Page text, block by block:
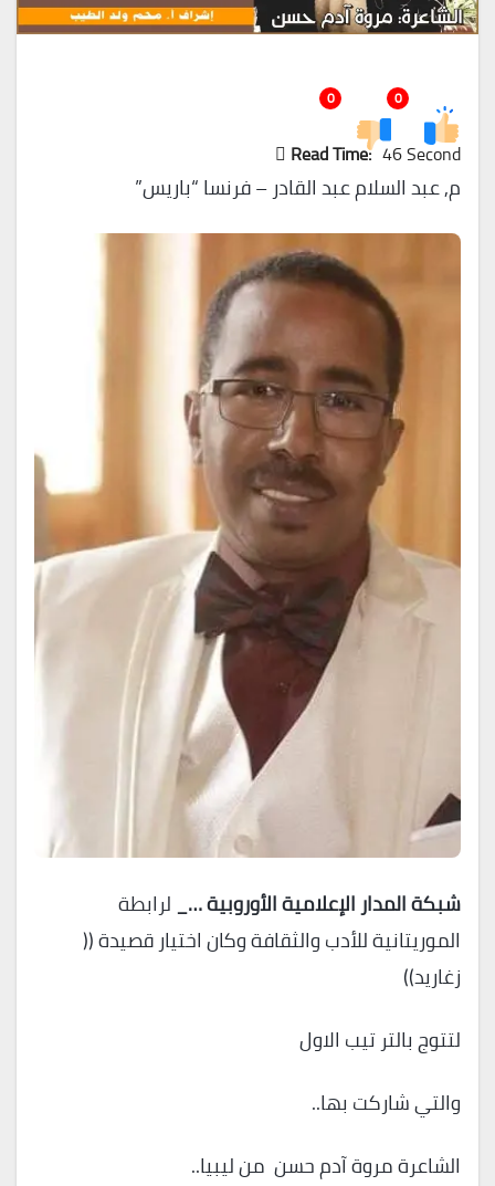
0
0
Read Time: 46 Second
م٫ عبد السلام عبد القادر – فرنسا “باريس”
شبكة المدار الإعلامية الأوروبية …_لرابطة
الموريتانية للأدب والثقافة وكان اختيار قصيدة ((
زغاريد))
لتتوج بالتر تيب الاول
والتي شاركت بها..
الشاعرة مروة آدم حسن من ليبيا..